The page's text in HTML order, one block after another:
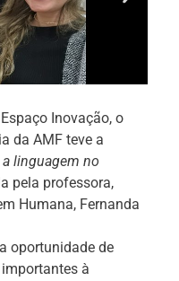
Inovação, o
da AMF teve a
linguagem no
pela professora,
Humana, Fernanda
oportunidade de
à